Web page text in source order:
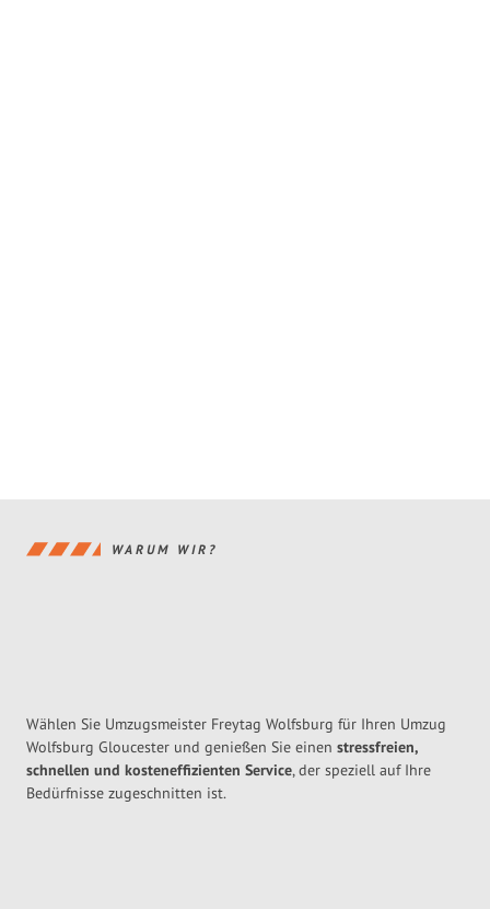
WARUM WIR?
Wählen Sie Umzugsmeister Freytag Wolfsburg für Ihren Umzug
Wolfsburg Gloucester und genießen Sie einen stressfreien,
schnellen und kosteneffizienten Service, der speziell auf Ihre
Bedürfnisse zugeschnitten ist.